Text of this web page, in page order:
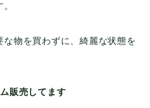
な物を買わずに、綺麗な状態を
販売してます